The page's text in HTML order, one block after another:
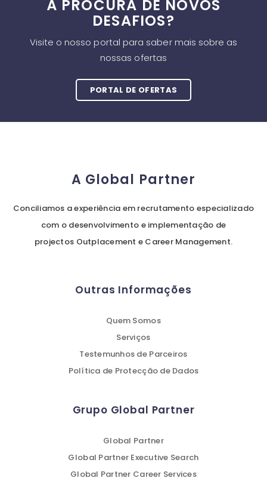
À PROCURA DE NOVOS
DESAFIOS?
Visite o nosso portal para saber mais sobre as
nossas ofertas
PORTAL DE OFERTAS
A Global Partner
Conciliamos a experiência em recrutamento especializado
com o desenvolvimento e implementação de
projectos Outplacement e Career Management.
Outras Informações
Quem Somos
Serviços
Testemunhos de Parceiros
Política de Protecção de Dados
Grupo Global Partner
Global Partner
Global Partner Executive Search
Global Partner Career Services